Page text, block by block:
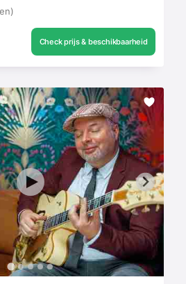
Check prijs & beschikbaarheid